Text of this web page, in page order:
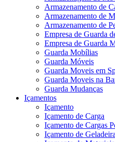
Armazenamento de
Armazenamento de
Armazenamento de
Empresa de Guarda
Empresa de Guarda
Guarda Mobílias
Guarda Móveis
Guarda Moveis em
Guarda Moveis na
Guarda Mudanças
Içamentos
Içamento
Içamento de Carga
Içamento de Cargas
Içamento de Geladeira